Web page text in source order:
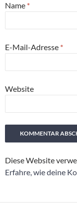
Name *
E-Mail-Adresse *
Website
Diese Website
Erfahre, wie deine